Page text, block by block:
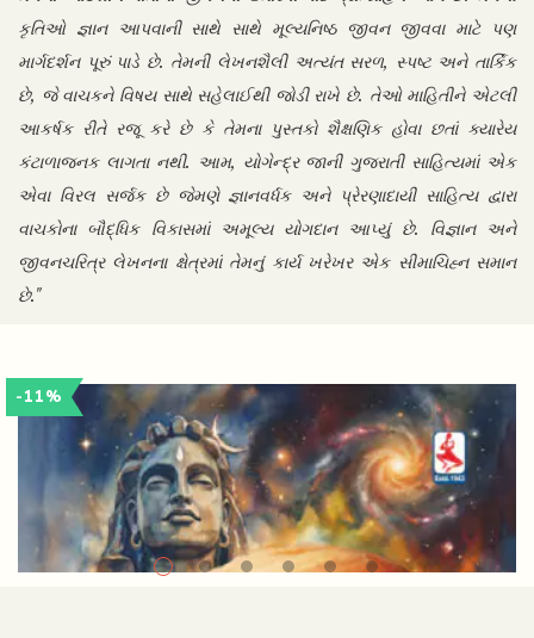
કૃતિઓ જ્ઞાન આપવાની સાથે સાથે મૂલ્યનિષ્ઠ જીવન જીવવા માટે પણ
માર્ગદર્શન પૂરું પાડે છે. તેમની લેખનશૈલી અત્યંત સરળ, સ્પષ્ટ અને તાર્કિક
છે, જે વાચકને વિષય સાથે સહેલાઈથી જોડી રાખે છે. તેઓ માહિતીને એટલી
આકર્ષક રીતે રજૂ કરે છે કે તેમના પુસ્તકો શૈક્ષણિક હોવા છતાં ક્યારેય
કંટાળાજનક લાગતા નથી. આમ, યોગેન્દ્ર જાની ગુજરાતી સાહિત્યમાં એક
એવા વિરલ સર્જક છે જેમણે જ્ઞાનવર્ધક અને પ્રેરણાદાયી સાહિત્ય દ્વારા
વાચકોના બૌદ્ધિક વિકાસમાં અમૂલ્ય યોગદાન આપ્યું છે. વિજ્ઞાન અને
જીવનચરિત્ર લેખનના ક્ષેત્રમાં તેમનું કાર્ય ખરેખર એક સીમાચિહ્ન સમાન
છે."
-11%